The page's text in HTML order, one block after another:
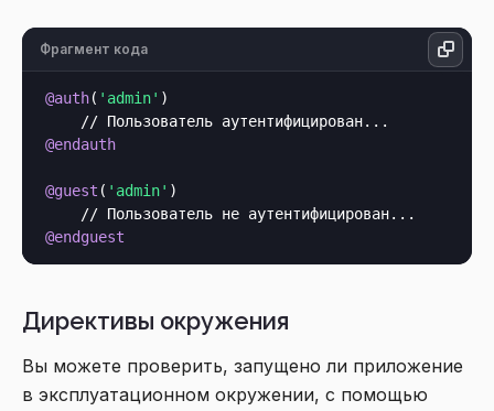
Фрагмент кода
@auth( 'admin' )
@endauth
@guest ( 'admin' )
@endguest
Директивы окружения
Вы можете проверить, запущено ли приложение
в эксплуатационном окружении, с помощью